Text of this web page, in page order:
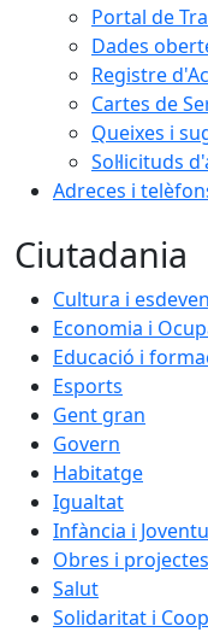
Portal de
Dades
Registre
Cartes de
Queixes i
Sol·licituds
Adreces i
Ciutadania
Cultura i
Economia i
Educació i
Esports
Gent gran
Govern
Habitatge
Igualtat
Infància i
Obres i projectes
Salut
Solidaritat i